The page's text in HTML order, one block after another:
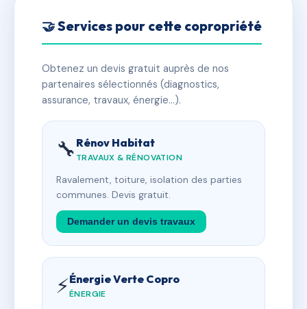
🤝 Services pour cette copropriété
Obtenez un devis gratuit auprès de nos
partenaires sélectionnés (diagnostics,
assurance, travaux, énergie…).
🔧 Rénov Habitat
TRAVAUX & RÉNOVATION
Ravalement, toiture, isolation des parties
communes. Devis gratuit.
Demander un devis travaux
⚡Énergie Verte Copro
ÉNERGIE